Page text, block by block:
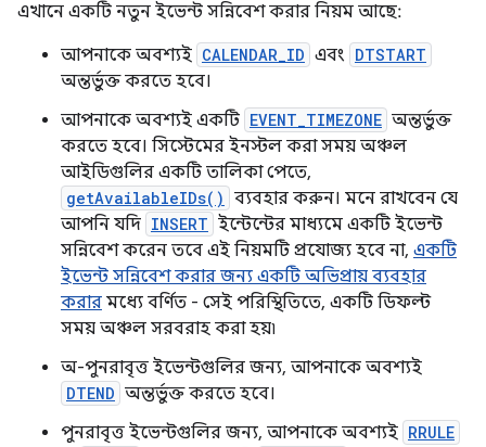
এখানে একটি নতুন ইভেন্ট সন্নিবেশ করার নিয়ম আছে:
আপনাকে অবশ্যই CALENDAR_ID এবং DTSTART
অন্তর্ভুক্ত করতে হবে।
আপনাকে অবশ্যই একটি EVENT_TIMEZONE অন্তর্ভুক্ত
করতে হবে। সিস্টেমের ইনস্টল করা সময় অঞ্চল
আইডিগুলির একটি তালিকা পেতে,
getAvailableIDs() ব্যবহার করুন। মনে রাখবেন যে
আপনি যদি INSERT ইন্টেন্টের মাধ্যমে একটি ইভেন্ট
সন্নিবেশ করেন তবে এই নিয়মটি প্রযোজ্য হবে না, একটি
ইভেন্ট সন্নিবেশ করার জন্য একটি অভিপ্রায় ব্যবহার
করার মধ্যে বর্ণিত - সেই পরিস্থিতিতে, একটি ডিফল্ট
সময় অঞ্চল সরবরাহ করা হয়৷
অ-পুনরাবৃত্ত ইভেন্টগুলির জন্য, আপনাকে অবশ্যই
DTEND অন্তর্ভুক্ত করতে হবে।
পুনরাবৃত্ত ইভেন্টগুলির জন্য, আপনাকে অবশ্যই RRULE